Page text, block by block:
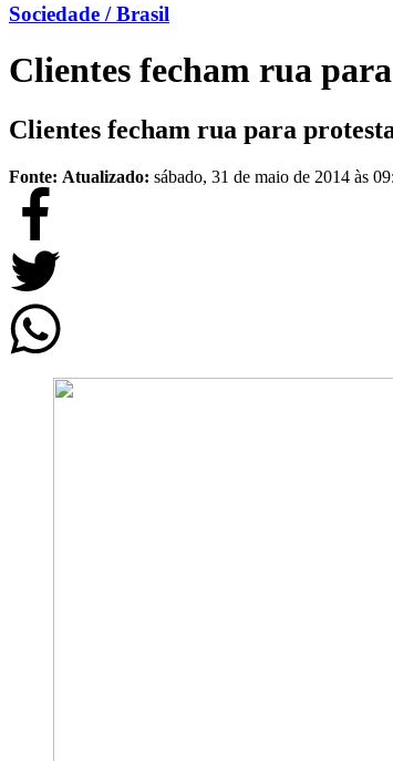
Sociedade / Brasil
Clientes fecham rua
Clientes fecham rua para
Fonte: Atualizado: sábado, 31 de maio de 2014 às